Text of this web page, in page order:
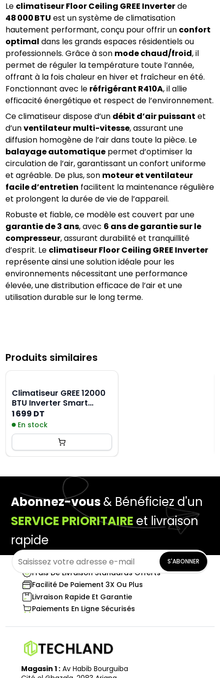
Le climatiseur Floor Ceiling GREE Inverter
48 000 BTU est un système de climatisation
hautement performant, conçu pour offrir un confort
optimal dans les grands espaces résidentiels ou
professionnels. Grâce à son mode chaud/froid, il
permet de réguler la température toute l’année,
offrant à la fois chaleur en hiver et fraîcheur en été.
Fonctionnant avec le réfrigérant R410A, il allie
efficacité énergétique et respect de l’environnement.
Ce climatiseur dispose d’un débit d’air puissant et
d’un ventilateur multi-vitesse, assurant une
balayage automatique permet d’optimiser la
circulation de l’air, garantissant un confort uniforme
et agréable. De plus, son moteur et ventilateur
facile d’entretien facilitent la maintenance régulière
et prolongent la durée de vie de l’appareil.
garantie de 3 ans, avec 6 ans de garantie sur le
compresseur, assurant durabilité et tranquillité
d’esprit. Le climatiseur Floor Ceiling GREE Inverter
représente ainsi une solution idéale pour les
environnements nécessitant une performance
élevée, une distribution efficace de l’air et une
utilisation durable sur le long terme.
Produits similaires
Climatiseur GREE 12000
BTU Inverter Smart
Tropicalisé - Chaud &
Froid GWH12ALC-
K3DNA10 - Blanc
1 699 DT
En stock
Abonnez-vous& Bénéficiez d'un
SERVICE PRIORITAIRE et livraison
rapide
S'ABONNER
Frais De Livraison Standards Offerts
Facilité De Paiement 3X Ou Plus
Livraison Rapide Et Garantie
Paiements En Ligne Sécurisés
Magasin 1 : Av Habib Bourguiba